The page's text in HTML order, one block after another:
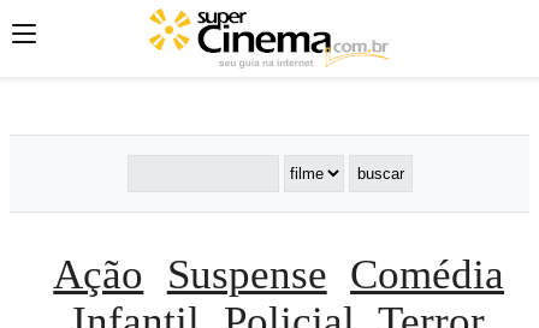
';';
Ação Suspense Comédia